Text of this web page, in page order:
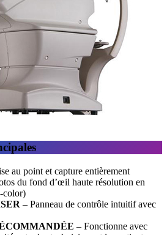
au point et capture entièrement
du fond d’œil haute résolution en
color)
– Panneau de contrôle intuitif avec
– Fonctionne avec